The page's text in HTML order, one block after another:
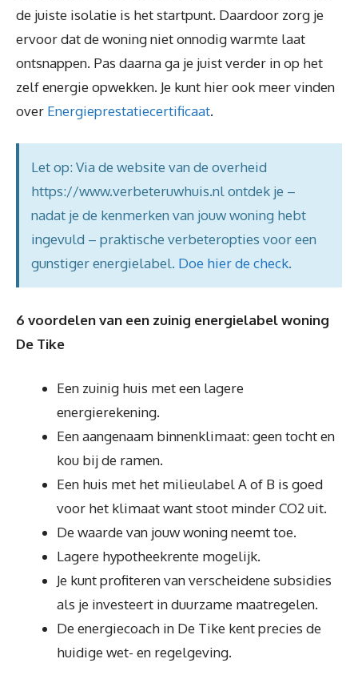
de juiste isolatie is het startpunt. Daardoor zorg je
ervoor dat de woning niet onnodig warmte laat
ontsnappen. Pas daarna ga je juist verder in op het
zelf energie opwekken. Je kunt hier ook meer vinden
over Energieprestatiecertificaat.
Let op: Via de website van de overheid
https://www.verbeteruwhuis.nl ontdek je –
nadat je de kenmerken van jouw woning hebt
ingevuld – praktische verbeteropties voor een
gunstiger energielabel. Doe hier de check.
6 voordelen van een zuinig energielabel woning
De Tike
Een zuinig huis met een lagere
energierekening.
Een aangenaam binnenklimaat: geen tocht en
kou bij de ramen.
Een huis met het milieulabel A of B is goed
voor het klimaat want stoot minder CO2 uit.
De waarde van jouw woning neemt toe.
Lagere hypotheekrente mogelijk.
Je kunt profiteren van verscheidene subsidies
als je investeert in duurzame maatregelen.
De energiecoach in De Tike kent precies de
huidige wet- en regelgeving.